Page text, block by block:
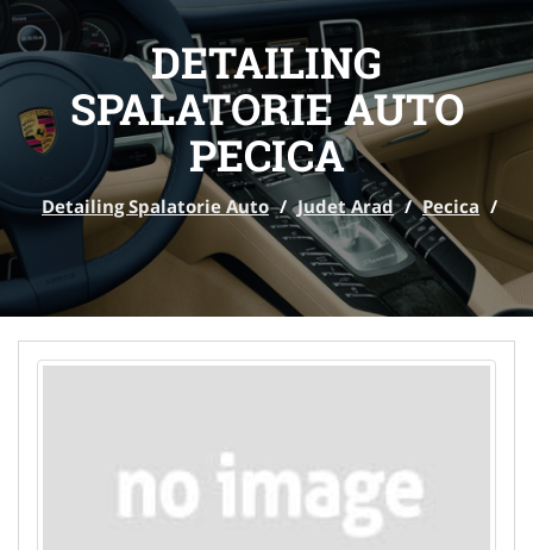
DETAILING
SPALATORIE AUTO
PECICA
Detailing Spalatorie Auto / Judet Arad / Pecica /